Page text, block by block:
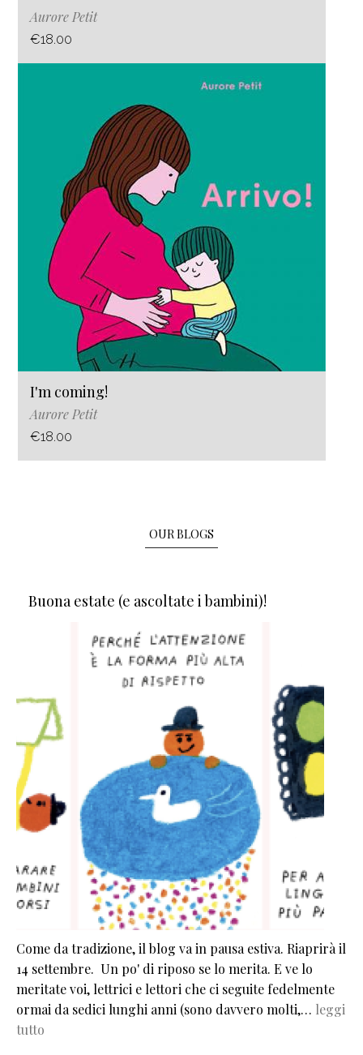
Aurore Petit
€18.00
I'm coming!
Aurore Petit
€18.00
OUR BLOGS
Buona estate (e ascoltate i bambini)!
Come da tradizione, il blog va in pausa estiva. Riaprirà il
14 settembre. Un po' di riposo se lo merita. E ve lo
meritate voi, lettrici e lettori che ci seguite fedelmente
ormai da sedici lunghi anni (sono davvero molti,… leggi
tutto